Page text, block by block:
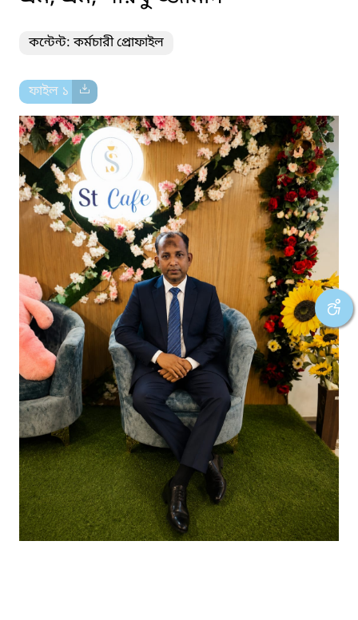
কন্টেন্ট: কর্মচারী প্রোফাইল
ফাইল ১